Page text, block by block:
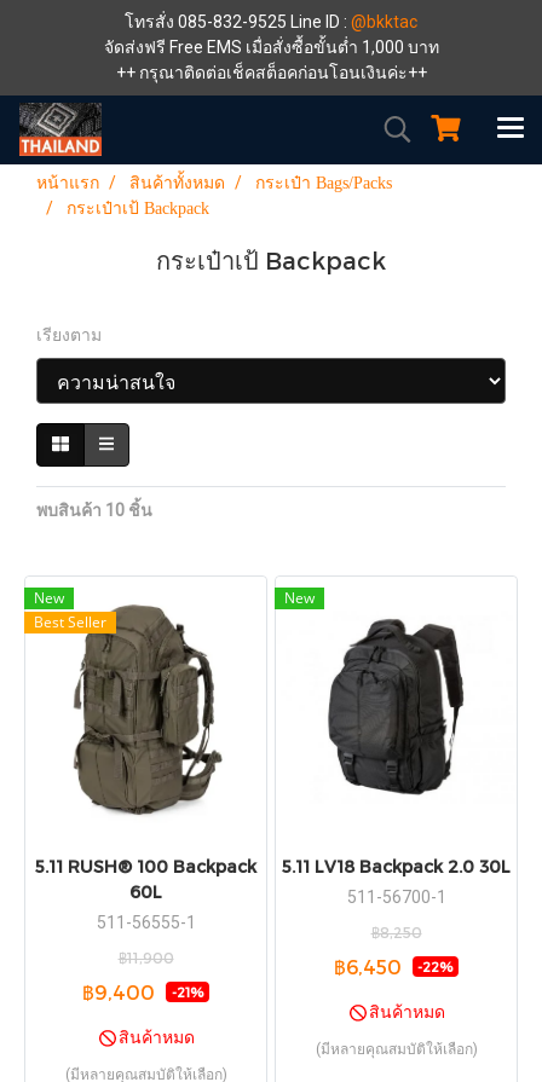
โทรสั่ง 085-832-9525 Line ID : @bkktac
จัดส่งฟรี Free EMS เมื่อสั่งซื้อขั้นต่ำ 1,000 บาท
++ กรุณาติดต่อเช็คสต็อคก่อนโอนเงินค่ะ++
หน้าแรก สินค้าทั้งหมด
กระเป๋า Bags/Packs
กระเป๋าเป้ Backpack
กระเป๋าเป้ Backpack
เรียงตาม
พบสินค้า 10 ชิ้น
New
Best Seller
5.11 RUSH® 100 Backpack
60L
511-56555-1
฿11,900
฿9,400 -21%
สินค้าหมด
(มีหลายคุณสมบัติให้เลือก)
New
5.11 LV18 Backpack 2.0 30L
511-56700-1
฿8,250
฿6,450 -22%
สินค้าหมด
(มีหลายคุณสมบัติให้เลือก)